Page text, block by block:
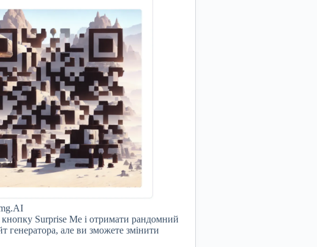
Surprise Me і отримати рандомний
генератора, але ви зможете змінити